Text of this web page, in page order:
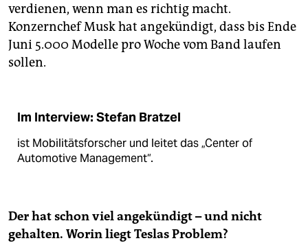
verdienen, wenn man es richtig macht.
Konzernchef Musk hat angekündigt, dass bis Ende
Juni 5.000 Modelle pro Woche vom Band laufen
sollen.
Im Interview: Stefan Bratzel
ist Mobilitätsforscher und leitet das „Center of
Automotive Management“.
Der hat schon viel angekündigt – und nicht
gehalten. Worin liegt Teslas Problem?